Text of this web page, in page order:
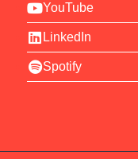
YouTube
LinkedIn
Spotify